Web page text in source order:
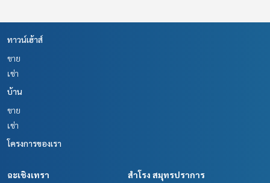
ทาวน์เฮ้าส์
ขาย
เช่า
บ้าน
ขาย
เช่า
โครงการของเรา
ฉะเชิงเทรา
สำโรง สมุทรปราการ